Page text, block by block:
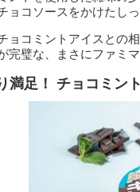
ョコソースをかけたし
ョコミントアイスとの
完璧な、まさにファミ
満足！ チョコミント